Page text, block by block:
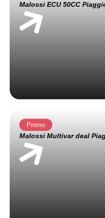
Malossi ECU 50CC
Promo
Malossi Multivar deal